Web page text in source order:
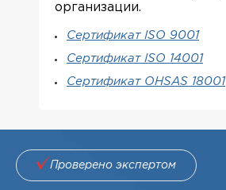
организации.
Сертификат ISO 9001
Сертификат ISO 14001
Сертификат OHSAS 18001
Проверено экспертом